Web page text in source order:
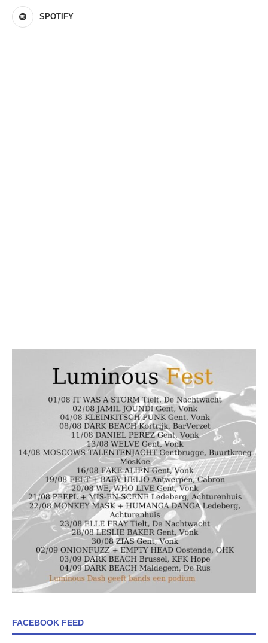
SPOTIFY
FACEBOOK FEED